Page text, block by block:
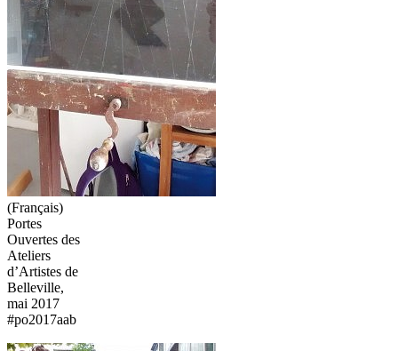
(Français)
Portes
Ouvertes des
Ateliers
d’Artistes de
Belleville,
mai 2017
#po2017aab